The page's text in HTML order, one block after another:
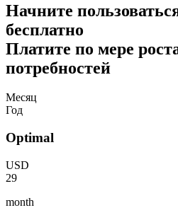
Начните
бесплатно
Платите по мере
потребностей
Месяц
Год
Optimal
USD
29
month